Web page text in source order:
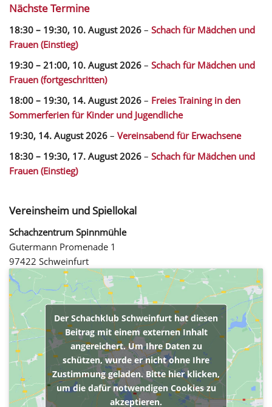
Nächste Termine
18:30 – 19:30, 10. August 2026 – Schach für Mädchen und
Frauen (Einstieg)
19:30 – 21:00, 10. August 2026 – Schach für Mädchen und
Frauen (fortgeschritten)
18:00 – 19:30, 14. August 2026 – Freies Training in den
Sommerferien für Kinder und Jugendliche
19:30, 14. August 2026 – Vereinsabend für Erwachsene
18:30 – 19:30, 17. August 2026 – Schach für Mädchen und
Frauen (Einstieg)
Vereinsheim und Spiellokal
Schachzentrum Spinnmühle
Gutermann Promenade 1
97422 Schweinfurt
Der Schachklub Schweinfurt hat diesen
Beitrag mit einem externen Inhalt
angereichert. Um Ihre Daten zu
schützen, wurde er nicht ohne Ihre
Zustimmung geladen. Bitte hier klicken,
um die dafür notwendigen Cookies zu
akzeptieren.